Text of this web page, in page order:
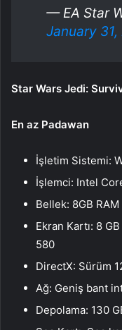
— EA Star
January
Star Wars Jedi:
En az Padawan
İşletim Sistemi:
İşlemci: Intel
Bellek: 8GB RAM
Ekran Kartı: 8
580
DirectX: Sürüm
Ağ: Geniş bant
Depolama: 130